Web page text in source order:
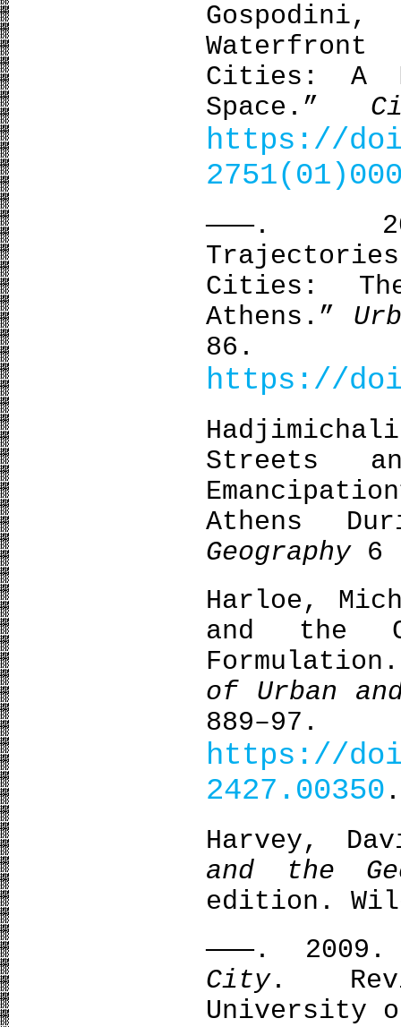
Waterfront
Cities: A
Space.”
https://
———.
Cities:
Athens.”
86.
https://
Streets
Athens
Geography6
Harloe,
and the
of Urban
889–97.
https://
2427.00350 .
Harvey,
and the
edition.
———.
City.
University